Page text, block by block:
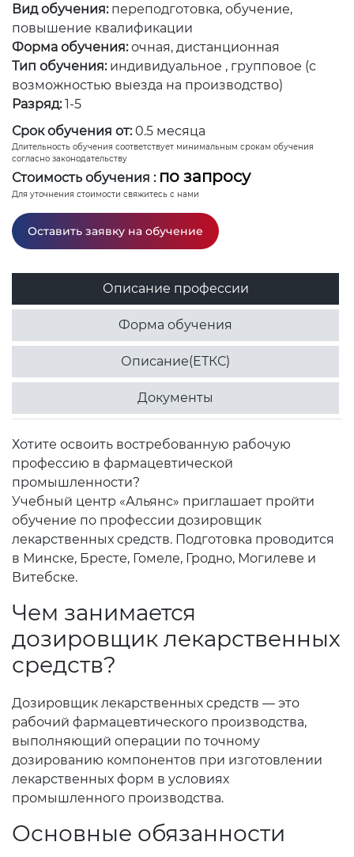
Вид обучения: переподготовка, обучение,
повышение квалификации
Форма обучения: очная, дистанционная
Тип обучения: индивидуальное , групповое (с
возможностью выезда на производство)
Разряд: 1-5
Срок обучения от: 0.5 месяца
Длительность обучения соответствует минимальным срокам обучения
согласно законодательству
Стоимость обучения : по запросу
Для уточнения стоимости свяжитесь с нами
Оставить заявку на обучение
Описание профессии
Форма обучения
Описание(ЕТКС)
Документы
Хотите освоить востребованную рабочую
профессию в фармацевтической
промышленности?
Учебный центр «Альянс» приглашает пройти
обучение по профессии дозировщик
лекарственных средств. Подготовка проводится
в Минске, Бресте, Гомеле, Гродно, Могилеве и
Витебске.
Чем занимается
дозировщик лекарственных
средств?
Дозировщик лекарственных средств — это
рабочий фармацевтического производства,
выполняющий операции по точному
дозированию компонентов при изготовлении
лекарственных форм в условиях
промышленного производства.
Основные обязанности